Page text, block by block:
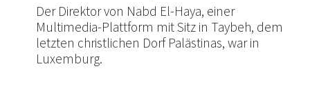
Der Direktor von Nabd El-Haya, einer
Multimedia-Plattform mit Sitz in Taybeh, dem
letzten christlichen Dorf Palästinas, war in
Luxemburg.